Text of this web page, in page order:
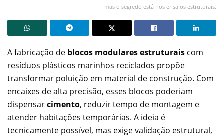
mas o segredo está nos ensaios estruturais.
A fabricação de blocos modulares estruturais com
resíduos plásticos marinhos reciclados propõe
transformar poluição em material de construção. Com
encaixes de alta precisão, esses blocos poderiam
dispensarcimento, reduzir tempo de montagem e
atender habitações temporárias. A ideia é
tecnicamente possível, mas exige validação estrutural,